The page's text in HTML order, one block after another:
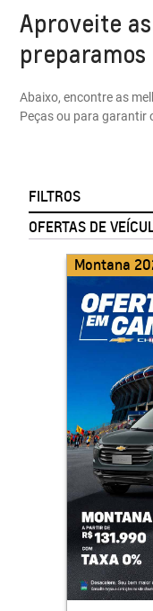
Aproveite
preparamos
Abaixo, encontre as
Peças ou para garantir